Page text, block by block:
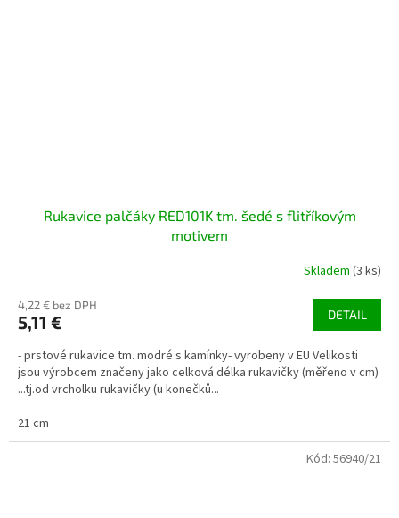
Rukavice palčáky RED101K tm. šedé s flitříkovým
motivem
Skladem (3 ks)
4,22 € bez DPH
5,11 € DETAIL
- prstové rukavice tm. modré s kamínky- vyrobeny v EU Velikosti
jsou výrobcem značeny jako celková délka rukavičky (měřeno v cm)
...tj.od vrcholku rukavičky (u konečků...
21 cm
Kód: 56940/21